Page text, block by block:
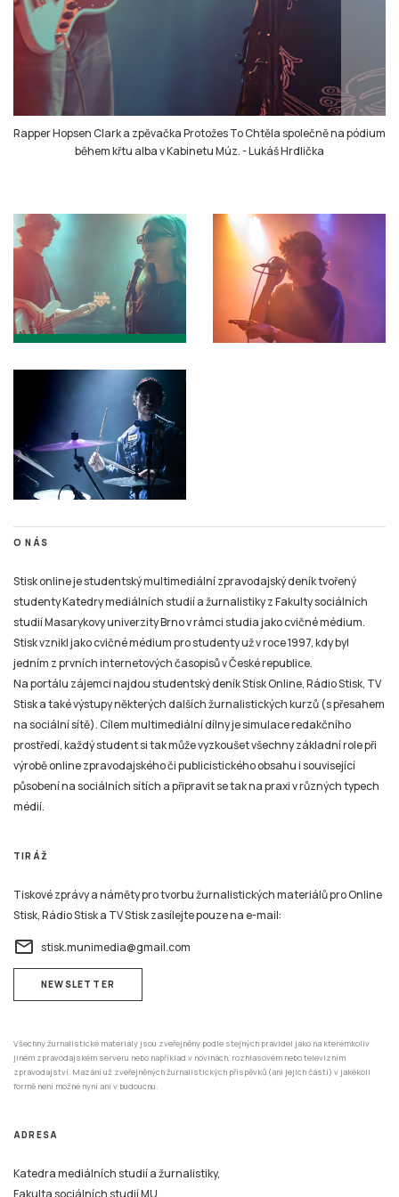
Rapper Hopsen Clark a zpěvačka Protožes To Chtěla společně na pódium
během křtu alba v Kabinetu Múz.-Lukáš Hrdlička
O NÁS
Stisk online je studentský multimediální zpravodajský deník tvořený
studenty Katedry mediálních studií a žurnalistiky z Fakulty sociálních
studií Masarykovy univerzity Brno v rámci studia jako cvičné médium.
Stisk vznikl jako cvičné médium pro studenty už v roce 1997, kdy byl
jedním z prvních internetových časopisů v České republice.
Na portálu zájemci najdou studentský deník Stisk Online, Rádio Stisk, TV
Stisk a také výstupy některých dalších žurnalistických kurzů (s přesahem
na sociální sítě). Cílem multimediální dílny je simulace redakčního
prostředí, každý student si tak může vyzkoušet všechny základní role při
výrobě online zpravodajského či publicistického obsahu i související
působení na sociálních sítích a připravit se tak na praxi v různých typech
médií.
TIRÁŽ
Tiskové zprávy a náměty pro tvorbu žurnalistických materiálů pro Online
Stisk, Rádio Stisk a TV Stisk zasílejte pouze na e-mail:
email stisk.munimedia@gmail.com
NEWSLETTER
Všechny žurnalistické materiály jsou zveřejněny podle stejných pravidel jako na kterémkoliv
jiném zpravodajském serveru nebo například v novinách, rozhlasovém nebo televizním
zpravodajství. Mazání už zveřejněných žurnalistických příspěvků (ani jejich částí) v jakékoli
formě není možné nyní ani v budoucnu.
ADRESA
Katedra mediálních studií a žurnalistiky,
Fakulta sociálních studií MU,